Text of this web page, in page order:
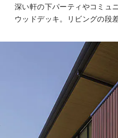
深い軒の下パーティやコミュ
ウッドデッキ。リビングの段